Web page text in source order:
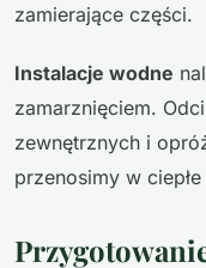
zamierające części.
Instalacje wodne
zamarznięciem.
zewnętrznych i
przenosimy w